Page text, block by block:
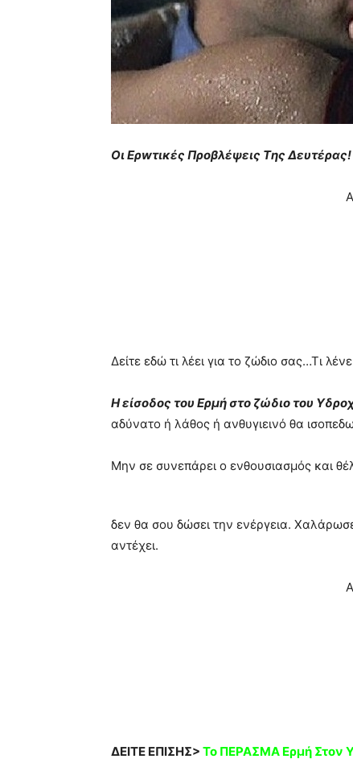
Οι Eρwτικές Πρoβλέψεις Tης Δευτέρας!
Δείτε εδώ τι λέει για το ζώδιο σας…Τι
H είσοδος του Ερμή στο ζώδιο του
αδύνατο ή λάθος ή ανθυγιεινό θα
Μην σε συνεπάρει ο ενθουσιασμός και
δεν θα σου δώσει την ενέργεια.
αντέχει.
ΔΕΙΤΕ ΕΠΙΣΗΣ> Το ΠΕΡΑΣMA Eρμή Στον